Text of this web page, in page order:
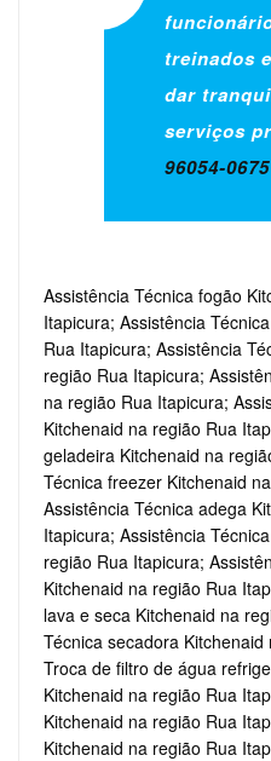
treinados
dar
serviços
96054-0675
Assistência Técnica fogão
Itapicura; Assistência
Rua Itapicura; Assistência
região Rua Itapicura;
na região Rua Itapicura;
Kitchenaid na região Rua
geladeira Kitchenaid na
Técnica freezer Kitchenaid
Assistência Técnica adega
Itapicura; Assistência
região Rua Itapicura;
Kitchenaid na região Rua
lava e seca Kitchenaid na
Técnica secadora
Troca de filtro de água
Kitchenaid na região Rua
Kitchenaid na região Rua
Kitchenaid na região Rua